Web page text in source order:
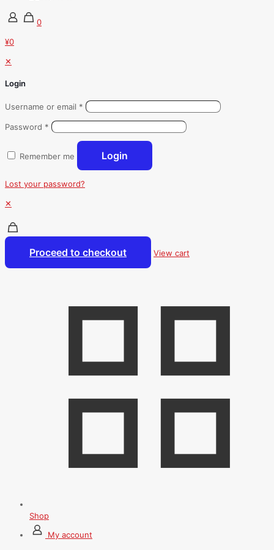
0
¥0
✕
Login
Username or email *
Password *
Remember me Login
Lost your password?
✕
Proceed to checkout View cart
Shop
My account